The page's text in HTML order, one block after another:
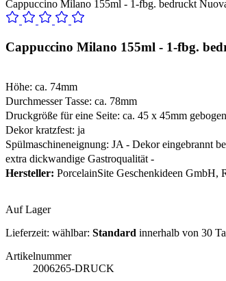
Cappuccino Milano 155ml - 1-fbg. bedruckt
Cappuccino Milano 155ml - 1-fbg.
Höhe: ca. 74mm
Durchmesser Tasse: ca. 78mm
Druckgröße für eine Seite: ca. 45 x 45mm
Dekor kratzfest: ja
Spülmaschineneignung: JA - Dekor eingebrannt
extra dickwandige Gastroqualität -
Hersteller: PorcelainSite Geschenkideen GmbH,
Auf Lager
Lieferzeit: wählbar: Standard innerhalb von 30
Artikelnummer
2006265-DRUCK